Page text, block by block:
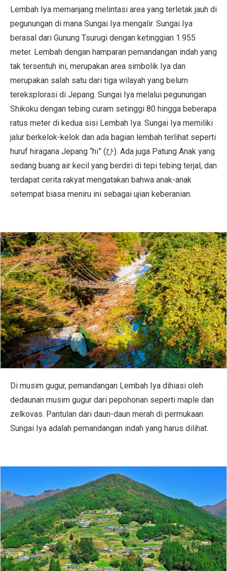
Lembah Iya memanjang melintasi area yang terletak jauh di
pegunungan di mana Sungai Iya mengalir. Sungai Iya
berasal dari Gunung Tsurugi dengan ketinggian 1.955
meter. Lembah dengan hamparan pemandangan indah yang
tak tersentuh ini, merupakan area simbolik Iya dan
merupakan salah satu dari tiga wilayah yang belum
tereksplorasi di Jepang. Sungai Iya melalui pegunungan
Shikoku dengan tebing curam setinggi 80 hingga beberapa
ratus meter di kedua sisi Lembah Iya. Sungai Iya memiliki
jalur berkelok-kelok dan ada bagian lembah terlihat seperti
huruf hiragana Jepang “hi” (ひ). Ada juga Patung Anak yang
sedang buang air kecil yang berdiri di tepi tebing terjal, dan
terdapat cerita rakyat mengatakan bahwa anak-anak
setempat biasa meniru ini sebagai ujian keberanian.
Di musim gugur, pemandangan Lembah Iya dihiasi oleh
dedaunan musim gugur dari pepohonan seperti maple dan
zelkovas. Pantulan dari daun-daun merah di permukaan
Sungai Iya adalah pemandangan indah yang harus dilihat.